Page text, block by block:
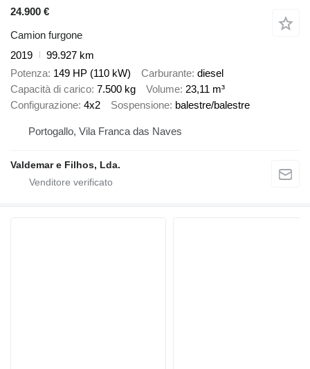
24.900 €
Camion furgone
2019
99.927 km
Potenza 149 HP (110 kW) Carburante diesel
Capacità di carico 7.500 kg Volume 23,11 m³
Configurazione 4x2 Sospensione balestre/balestre
Portogallo, Vila Franca das Naves
Valdemar e Filhos, Lda.